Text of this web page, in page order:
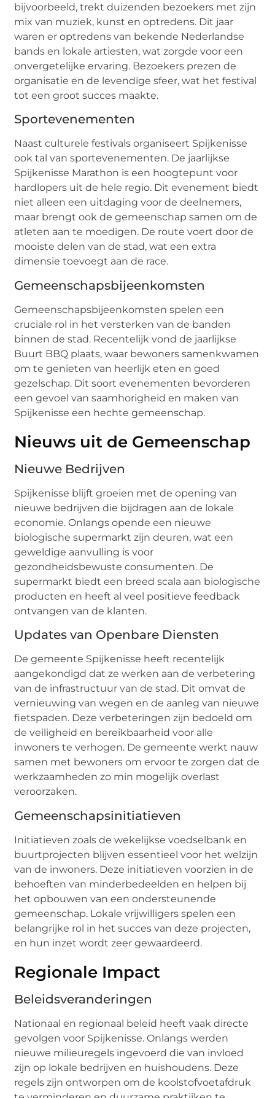
bijvoorbeeld, trekt duizenden bezoekers met zijn
mix van muziek, kunst en optredens. Dit jaar
waren er optredens van bekende Nederlandse
bands en lokale artiesten, wat zorgde voor een
onvergetelijke ervaring. Bezoekers prezen de
organisatie en de levendige sfeer, wat het festival
tot een groot succes maakte.
Sportevenementen
Naast culturele festivals organiseert Spijkenisse
ook tal van sportevenementen. De jaarlijkse
Spijkenisse Marathon is een hoogtepunt voor
hardlopers uit de hele regio. Dit evenement biedt
niet alleen een uitdaging voor de deelnemers,
maar brengt ook de gemeenschap samen om de
atleten aan te moedigen. De route voert door de
mooiste delen van de stad, wat een extra
dimensie toevoegt aan de race.
Gemeenschapsbijeenkomsten
Gemeenschapsbijeenkomsten spelen een
cruciale rol in het versterken van de banden
binnen de stad. Recentelijk vond de jaarlijkse
Buurt BBQ plaats, waar bewoners samenkwamen
om te genieten van heerlijk eten en goed
gezelschap. Dit soort evenementen bevorderen
een gevoel van saamhorigheid en maken van
Spijkenisse een hechte gemeenschap.
Nieuws uit de Gemeenschap
Nieuwe Bedrijven
Spijkenisse blijft groeien met de opening van
nieuwe bedrijven die bijdragen aan de lokale
economie. Onlangs opende een nieuwe
biologische supermarkt zijn deuren, wat een
geweldige aanvulling is voor
gezondheidsbewuste consumenten. De
supermarkt biedt een breed scala aan biologische
producten en heeft al veel positieve feedback
ontvangen van de klanten.
Updates van Openbare Diensten
De gemeente Spijkenisse heeft recentelijk
aangekondigd dat ze werken aan de verbetering
van de infrastructuur van de stad. Dit omvat de
vernieuwing van wegen en de aanleg van nieuwe
fietspaden. Deze verbeteringen zijn bedoeld om
de veiligheid en bereikbaarheid voor alle
inwoners te verhogen. De gemeente werkt nauw
samen met bewoners om ervoor te zorgen dat de
werkzaamheden zo min mogelijk overlast
veroorzaken.
Gemeenschapsinitiatieven
Initiatieven zoals de wekelijkse voedselbank en
buurtprojecten blijven essentieel voor het welzijn
van de inwoners. Deze initiatieven voorzien in de
behoeften van minderbedeelden en helpen bij
het opbouwen van een ondersteunende
gemeenschap. Lokale vrijwilligers spelen een
belangrijke rol in het succes van deze projecten,
en hun inzet wordt zeer gewaardeerd.
Regionale Impact
Beleidsveranderingen
Nationaal en regionaal beleid heeft vaak directe
gevolgen voor Spijkenisse. Onlangs werden
nieuwe milieuregels ingevoerd die van invloed
zijn op lokale bedrijven en huishoudens. Deze
regels zijn ontworpen om de koolstofvoetafdruk